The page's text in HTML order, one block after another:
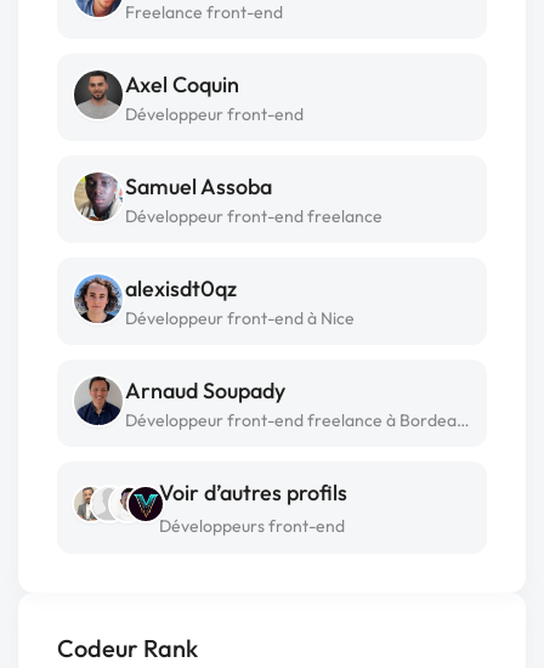
Codeur Rank
Freelance front-end
Axel Coquin
Développeur front-end
Samuel Assoba
Développeur front-end freelance
alexisdt0qz
Développeur front-end à Nice
Arnaud Soupady
Développeur front-end freelance à Bordeaux
Voir d’autres profils
Développeurs front-end